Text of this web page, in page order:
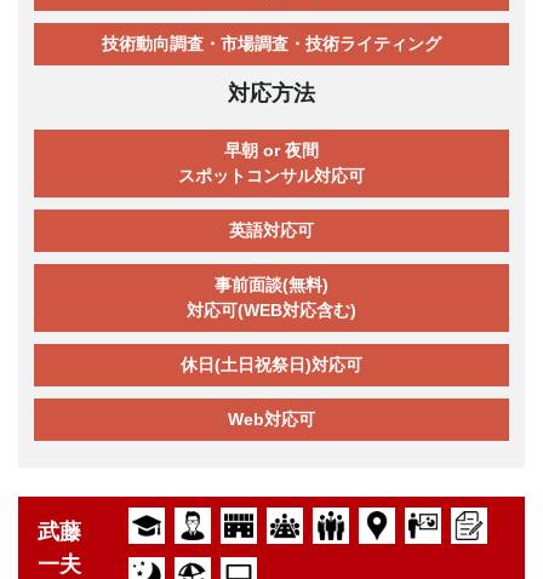
技術動向調査・市場調査・技術ライティング
対応方法
早朝 or 夜間
スポットコンサル対応可
英語対応可
事前面談(無料)
対応可(WEB対応含む)
休日(土日祝祭日)対応可
Web対応可
武藤
一夫